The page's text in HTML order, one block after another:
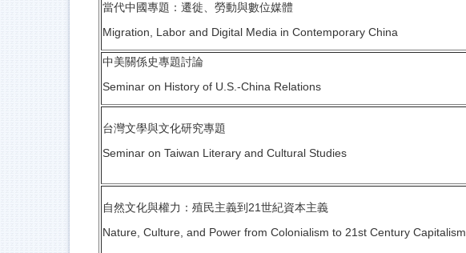
當代中國專題：遷徙、勞動與數位媒體
Migration, Labor and Digital Media in Contemporary China
中美關係史專題討論
Seminar on History of U.S.-China Relations
台灣文學與文化研究專題
Seminar on Taiwan Literary and Cultural Studies
自然文化與權力：殖民主義到21世紀資本主義
Nature, Culture, and Power from Colonialism to 21st Century Capitalism